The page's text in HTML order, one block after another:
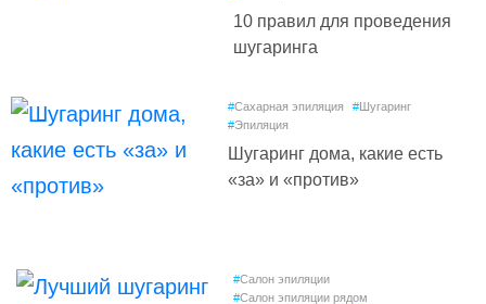
10 правил для проведения
шугаринга
#Сахарная эпиляция #Шугаринг
#Эпиляция
Шугаринг дома, какие есть
«за» и «против»
#Салон эпиляции
#Салон эпиляции рядом